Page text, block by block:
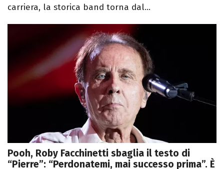
carriera, la storica band torna dal...
Pooh, Roby Facchinetti sbaglia il testo di
“Pierre”: “Perdonatemi, mai successo prima”. È